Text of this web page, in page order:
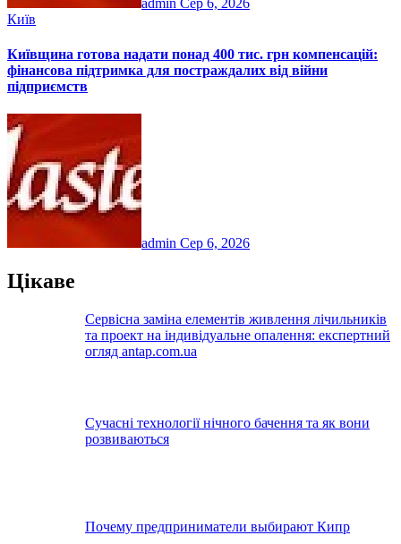
Київ
Київщина готова надати понад 400 тис. грн компенсацій:
фінансова підтримка для постраждалих від війни
підприємств
admin Сер 6, 2026
Цікаве
Сервісна заміна елементів живлення лічильників
та проект на індивідуальне опалення: експертний
огляд antap.com.ua
Сучасні технології нічного бачення та як вони
розвиваються
Почему предприниматели выбирают Кипр